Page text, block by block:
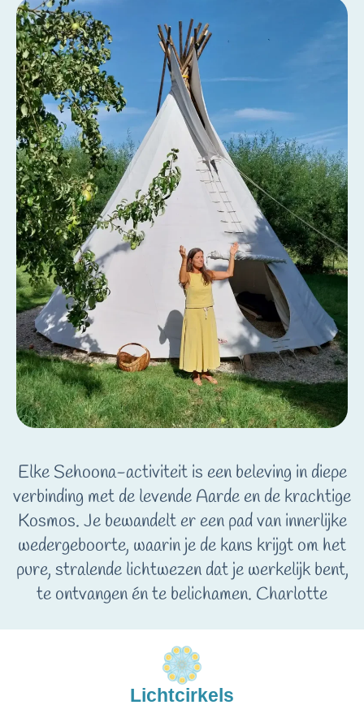
Elke Sehoona-activiteit is een beleving in diepe
verbinding met de levende Aarde en de krachtige
Kosmos. Je bewandelt er een pad van innerlijke
wedergeboorte, waarin je de kans krijgt om het
pure, stralende lichtwezen dat je werkelijk bent,
te ontvangen én te belichamen. Charlotte
Lichtcirkels